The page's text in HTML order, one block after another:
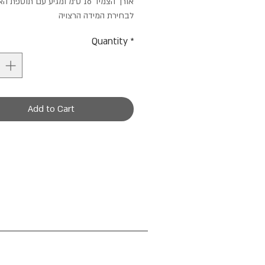
לבחירת המידה הרצויה
Quantity *
Add to Cart